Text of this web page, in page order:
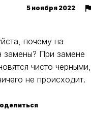
5 ноября 2022
почему на
замены? При замене
чисто черными,
не происходит.